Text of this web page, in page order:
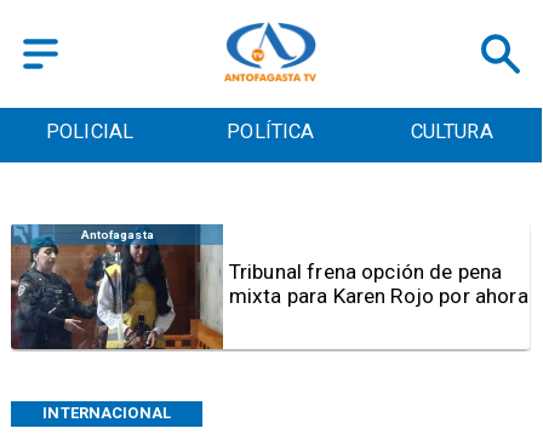
POLICIAL POLÍTICA CULTURA
INTERNACIONAL
Antofagasta
Tribunal frena opción de pena
mixta para Karen Rojo por ahora